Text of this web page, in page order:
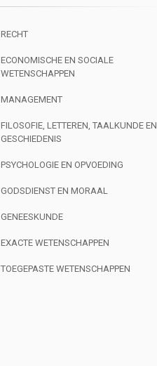
RECHT
ECONOMISCHE EN SOCIALE
WETENSCHAPPEN
MANAGEMENT
FILOSOFIE, LETTEREN, TAALKUNDE EN
GESCHIEDENIS
PSYCHOLOGIE EN OPVOEDING
GODSDIENST EN MORAAL
GENEESKUNDE
EXACTE WETENSCHAPPEN
TOEGEPASTE WETENSCHAPPEN